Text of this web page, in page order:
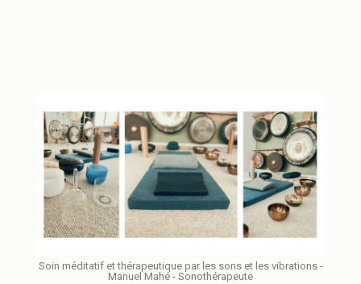
Soin méditatif et thérapeutique par les sons et les vibrations -
Manuel Mahé - Sonothérapeute